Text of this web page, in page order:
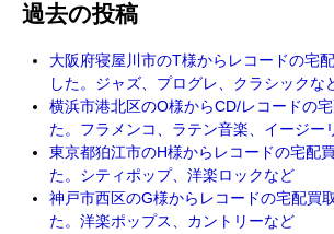
過去の投稿
大阪府寝屋川市のT様からレコードの宅
した。ジャズ、プログレ、クラシックな
横浜市港北区のO様からCD/レコードの
た。フラメンコ、ラテン音楽、イージー
東京都狛江市のH様からレコードの宅配
た。シティポップ、洋楽ロックなど
神戸市西区のG様からレコードの宅配買
た。洋楽ポップス、カントリーなど